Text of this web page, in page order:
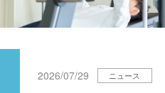
2026/07/29 ニュース